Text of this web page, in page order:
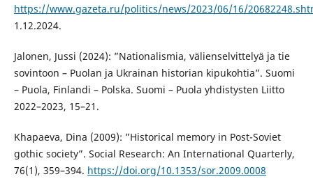
https://www.gazeta.ru/politics/news/2023/06/16/
1.12.2024.
Jalonen, Jussi (2024): ”Nationalismia, välienselvittelyä ja tie
sovintoon – Puolan ja Ukrainan historian kipukohtia”. Suomi
– Puola, Finlandi – Polska. Suomi – Puola yhdistysten Liitto
2022–2023, 15–21.
Khapaeva, Dina (2009): ”Historical memory in Post-Soviet
gothic society”. Social Research: An International Quarterly,
76(1), 359–394. https://doi.org/10.1353/sor.2009.0008